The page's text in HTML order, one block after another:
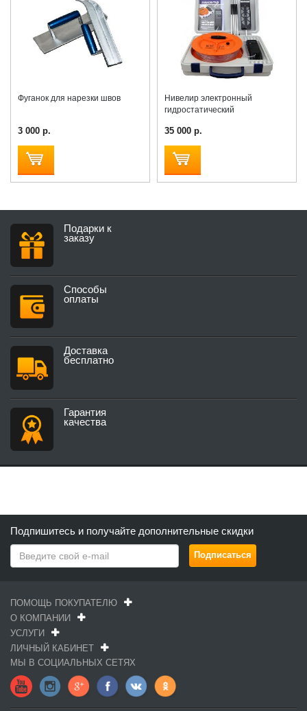
Фуганок для нарезки швов
3 000 р.
Нивелир электронный
гидростатический
35 000 р.
Подарки к
заказу
Способы
оплаты
Доставка
бесплатно
Гарантия
качества
Подпишитесь и получайте дополнительные скидки
ПОМОЩЬ ПОКУПАТЕЛЮ
О КОМПАНИИ
УСЛУГИ
ЛИЧНЫЙ КАБИНЕТ
МЫ В СОЦИАЛЬНЫХ СЕТЯХ